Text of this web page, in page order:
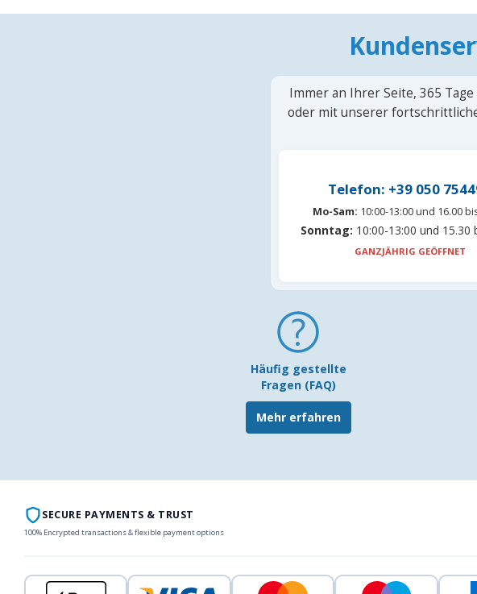
Immer an Ihrer Seite, 365
oder mit unserer
Telefon: +39 050
Mo-Sam: 10:00-13:00 und 16.00
Sonntag: 10:00-13:00 und 15.30
GANZJÄHRIG GEÖFFNET
Häufig gestellte
Fragen (FAQ)
Mehr erfahren
SECURE PAYMENTS & TRUST
100% Encrypted transactions & flexible payment options